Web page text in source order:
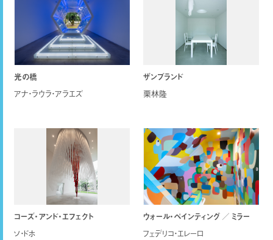
光の橋
アナ・ラウラ・アラエズ
ザンプランド
栗林隆
コーズ・アンド・エフェクト
ソ・ドホ
ウォール・ペインティング ／ ミラー
フェデリコ・エレーロ